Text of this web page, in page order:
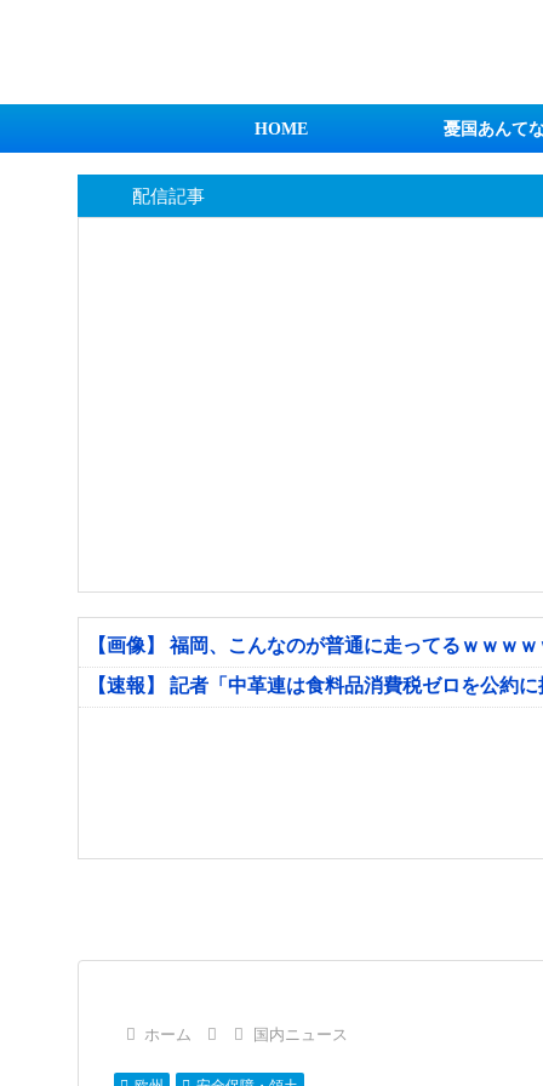
HOME 憂国あんて
配信記事
【画像】 福岡、こんなのが普通に走ってるｗｗｗ
【速報】 記者「中革連は食料品消費税ゼロを公約
ホーム 国内ニュース